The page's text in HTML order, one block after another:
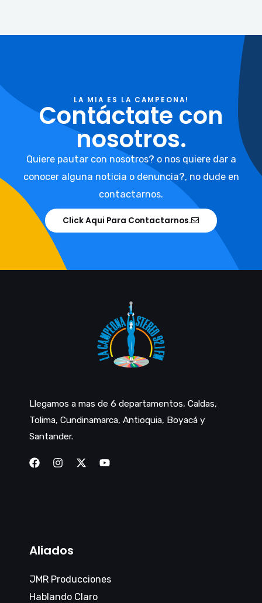
LA MIA ES LA CAMPEONA!
Contáctate con
nosotros.
Quiere pautar con nosotros? o nos quiere dar a
conocer alguna noticia o denuncia?, no dude en
contactarnos.
Click Aqui Para Contactarnos.
Llegamos a mas de 6 departamentos, Caldas,
Tolima, Cundinamarca, Antioquia, Boyacá y
Santander.
Aliados
JMR Producciones
Hablando Claro